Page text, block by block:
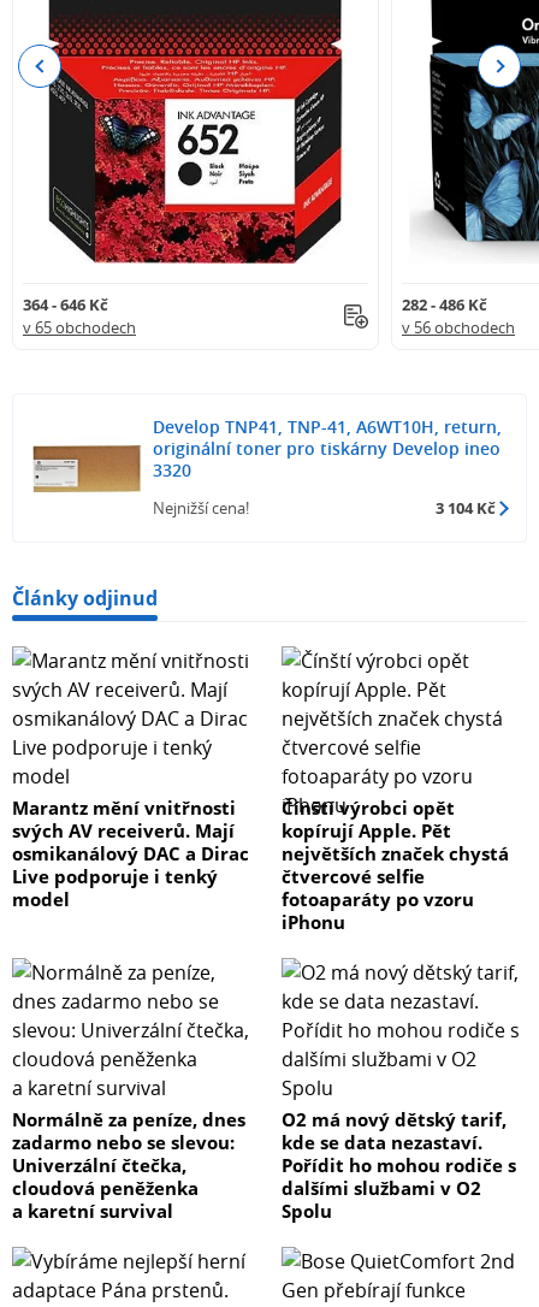
364 - 646 Kč
v 65 obchodech
282 - 486 Kč
v 56 obchodech
Previous Next
Develop TNP41, TNP-41, A6WT10H, return,
originální toner pro tiskárny Develop ineo
3320
Nejnižší cena! 3 104 Kč
Články odjinud
Marantz mění vnitřnosti
svých AV receiverů. Mají
osmikanálový DAC a Dirac
Live podporuje i tenký
model
Čínští výrobci opět
kopírují Apple. Pět
největších značek chystá
čtvercové selfie
fotoaparáty po vzoru
iPhonu
Normálně za peníze, dnes
zadarmo nebo se slevou:
Univerzální čtečka,
cloudová peněženka
a karetní survival
O2 má nový dětský tarif,
kde se data nezastaví.
Pořídit ho mohou rodiče s
dalšími službami v O2
Spolu